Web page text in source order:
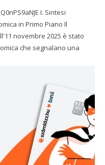
I. Sintesi
in Primo Piano Il
novembre 2025 è stato
che segnalano una